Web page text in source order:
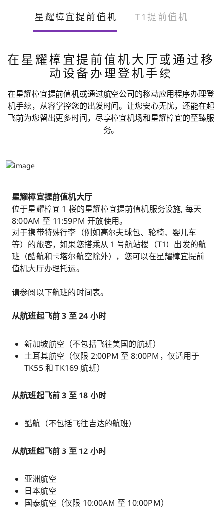
星耀樟宜提前值机 T1提前值机
在星耀樟宜提前值机大厅或通过移
动设备办理登机手续
在星耀樟宜提前值机或通过航空公司的移动应用程序办理登
机手续，从容掌控您的出发时间。让您安心无忧，还能在起
飞前为您留出更多时间，尽享樟宜机场和星耀樟宜的至臻服
务。
星耀樟宜提前值机大厅
位于星耀樟宜 1 楼的星耀樟宜提前值机服务设施, 每天
8:00AM 至 11:59PM 开放使用。
对于携带特殊行李（例如高尔夫球包、轮椅、婴儿车
等）的旅客，如果您搭乘从 1 号航站楼（T1）出发的航
班（酷航和卡塔尔航空除外），您可以在星耀樟宜提前
值机大厅办理托运。
请参阅以下航班的时间表。
从航班起飞前 3 至 24 小时
新加坡航空（不包括飞往美国的航班）
土耳其航空（仅限 2:00PM 至 8:00PM，仅适用于
TK55 和 TK169 航班）
从航班起飞前 3 至 18 小时
酷航（不包括飞往吉达的航班）
从航班起飞前 3 至 12 小时
亚洲航空
日本航空
国泰航空（仅限 10:00AM 至 10:00PM）